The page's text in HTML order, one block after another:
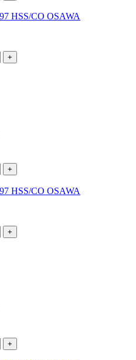
HSS/CO OSAWA
+
+
HSS/CO OSAWA
+
+